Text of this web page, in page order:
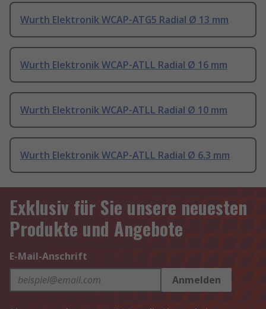
Wurth Elektronik WCAP-ATG5 Radial Ø 13 mm
Wurth Elektronik WCAP-ATLL Radial Ø 16 mm
Wurth Elektronik WCAP-ATLL Radial Ø 10 mm
Wurth Elektronik WCAP-ATLL Radial Ø 6.3 mm
Exklusiv für Sie unsere neuesten
Produkte und Angebote
E-Mail-Anschrift
Anmelden